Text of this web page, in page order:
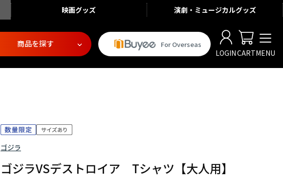
映画グッズ 演劇・ミュージカルグッズ
商品を探す For Overseas
LOGINCARTMENU
ゴジラ
ゴジラVSデストロイア Tシャツ【大人用】